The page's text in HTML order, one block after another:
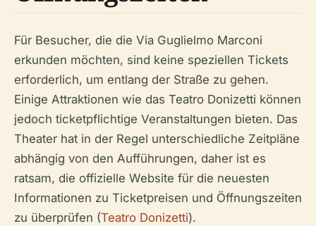
Für Besucher, die die Via Guglielmo Marconi
erkunden möchten, sind keine speziellen Tickets
erforderlich, um entlang der Straße zu gehen.
Einige Attraktionen wie das Teatro Donizetti können
jedoch ticketpflichtige Veranstaltungen bieten. Das
Theater hat in der Regel unterschiedliche Zeitpläne
abhängig von den Aufführungen, daher ist es
ratsam, die offizielle Website für die neuesten
Informationen zu Ticketpreisen und Öffnungszeiten
zu überprüfen (Teatro Donizetti).